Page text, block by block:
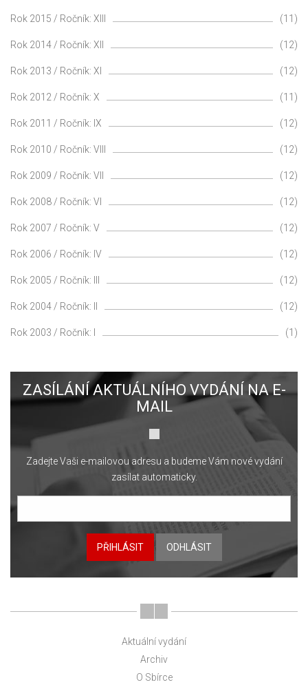
Rok 2015 / Ročník: XIII (11)
Rok 2014 / Ročník: XII (12)
Rok 2013 / Ročník: XI (12)
Rok 2012 / Ročník: X (11)
Rok 2011 / Ročník: IX (12)
Rok 2010 / Ročník: VIII (12)
Rok 2009 / Ročník: VII (12)
Rok 2008 / Ročník: VI (12)
Rok 2007 / Ročník: V (12)
Rok 2006 / Ročník: IV (12)
Rok 2005 / Ročník: III (12)
Rok 2004 / Ročník: II (12)
Rok 2003 / Ročník: I (1)
ZASÍLÁNÍ AKTUÁLNÍHO VYDÁNÍ NA E-
MAIL
Zadejte Vaši e-mailovou adresu a budeme Vám nové vydání
zasílat automaticky.
PŘIHLÁSIT ODHLÁSIT
Aktuální vydání
Archiv
O Sbírce